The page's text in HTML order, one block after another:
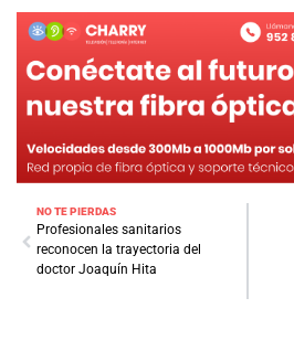
NO TE PIERDAS
Profesionales sanitarios
reconocen la trayectoria del
doctor Joaquín Hita